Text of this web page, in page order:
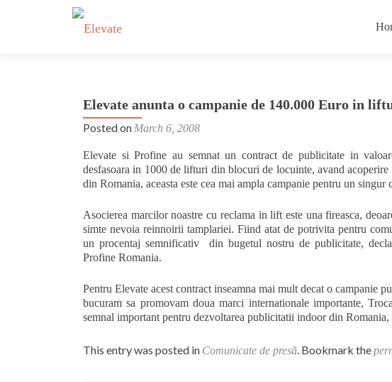
to
Elevate anunta o campanie de 140.000 Euro in
Posted on March 6, 2008
Elevate si Profine au semnat un contract de publicitate in
desfasoara in 1000 de lifturi din blocuri de locuinte, avand
din Romania, aceasta este cea mai ampla campanie pentru un singur
Asocierea marcilor noastre cu reclama in lift este una fireasca,
simte nevoia reinnoirii tamplariei. Fiind atat de potrivita pentru
un procentaj semnificativ din bugetul nostru de publicitate,
Profine Romania.
Pentru Elevate acest contract inseamna mai mult decat o
bucuram sa promovam doua marci internationale importante,
semnal important pentru dezvoltarea publicitatii indoor din
This entry was posted in Comunicate de presă. Bookmark the